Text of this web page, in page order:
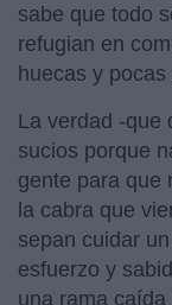
sabe que todo
refugian en
huecas y
La verdad -que
sucios porque
gente para que
la cabra que
sepan cuidar
esfuerzo y
una rama